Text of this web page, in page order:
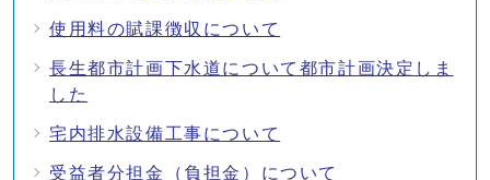
使用料の賦課徴収について
長生都市計画下水道について都市計画決定しま
した
宅内排水設備工事について
受益者分担金（負担金）について